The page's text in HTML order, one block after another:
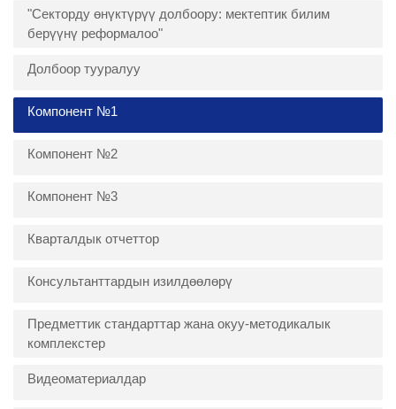
"Секторду өнүктүрүү долбоору: мектептик билим
берүүнү реформалоо"
Долбоор тууралуу
Компонент №1
Компонент №2
Компонент №3
Кварталдык отчеттор
Консультанттардын изилдөөлөрү
Предметтик стандарттар жана окуу-методикалык
комплекстер
Видеоматериалдар